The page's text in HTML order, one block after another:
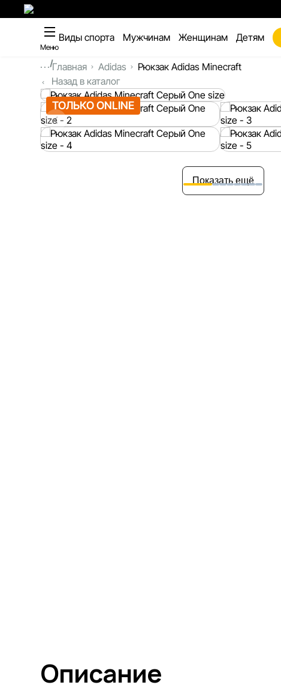
Меню
Виды спорта Мужчинам Женщинам Детям
...Главная Adidas
Рюкзак Adidas Minecraft
Назад в каталог
ТОЛЬКО ONLINE
Показать ещё
Описание